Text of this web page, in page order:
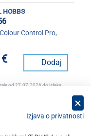
Control Pro,
Dodaj
od 27.07.2026 do isteka
Izjava o privatnosti